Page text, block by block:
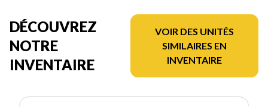
DÉCOUVREZ
NOTRE
INVENTAIRE
VOIR DES UNITÉS
SIMILAIRES EN
INVENTAIRE